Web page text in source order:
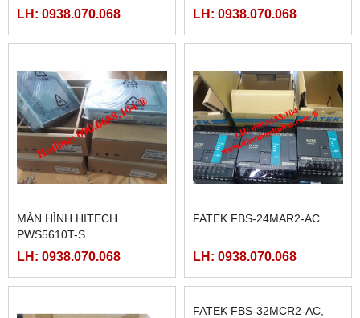
LH: 0938.070.068 LH: 0938.070.068
MÀN HÌNH HITECH
PWS5610T-S
LH: 0938.070.068
FATEK FBS-24MAR2-AC
LH: 0938.070.068